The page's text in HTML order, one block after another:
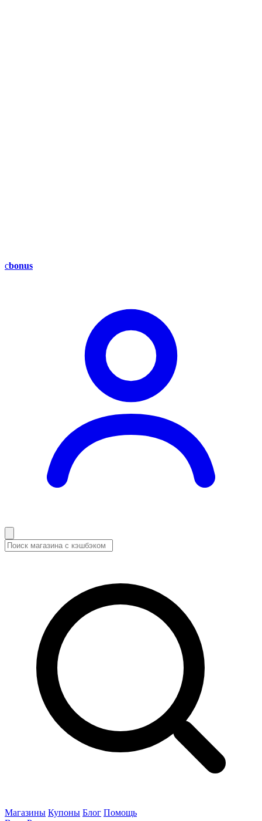
cbonus
Магазины Купоны Блог Помощь